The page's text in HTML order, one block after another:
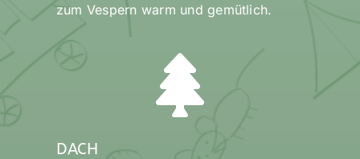
zum Vespern warm und gemütlich.
DACH